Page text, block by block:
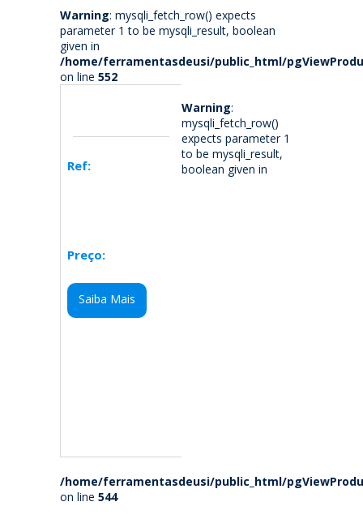
Warning: mysqli_fetch_row() expects
parameter 1 to be mysqli_result, boolean
given in
/home/ferramentasdeusi/public_html/
on line 552
Ref:
Preço:
Saiba Mais
Warning:
mysqli_fetch_row()
expects parameter 1
to be mysqli_result,
boolean given in
/home/ferramentasdeusi/public_html/
on line 544